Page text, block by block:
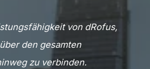
von dRofus,
den gesamten
zu verbinden.